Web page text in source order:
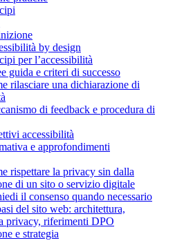
by design
per l’accessibilità
guida e criteri di successo
rilasciare una dichiarazione di
di feedback e procedura di
accessibilità
e approfondimenti
rispettare la privacy sin dalla
di un sito o servizio digitale
il consenso quando necessario
del sito web: architettura,
privacy, riferimenti DPO
e strategia